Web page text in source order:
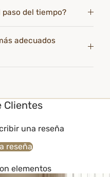
paso del tiempo?
adecuados
Clientes
una reseña
reseña
elementos